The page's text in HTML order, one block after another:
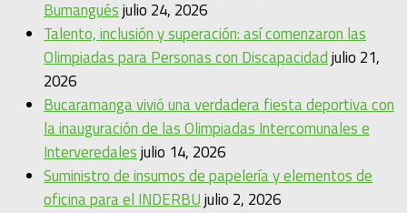
Bumanguésjulio 24, 2026
Talento, inclusión y superación: así comenzaron las
Olimpiadas para Personas con Discapacidadjulio 21,
2026
Bucaramanga vivió una verdadera fiesta deportiva con
la inauguración de las Olimpiadas Intercomunales e
Interveredalesjulio 14, 2026
Suministro de insumos de papelería y elementos de
oficina para el INDERBUjulio 2, 2026